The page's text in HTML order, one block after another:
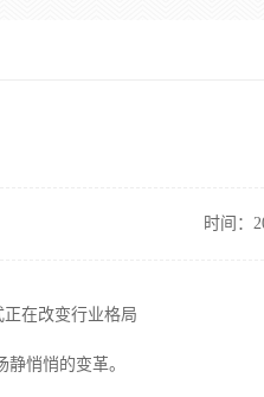
时间：
在改变行业格局
静悄悄的变革。